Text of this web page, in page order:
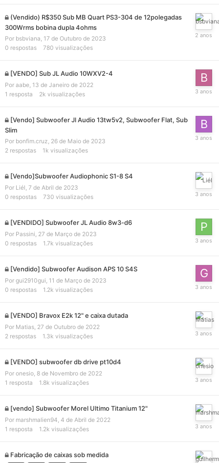
(Vendido) R$350 Sub MB Quart PS3-304 de 12polegadas
300Wrms bobina dupla 4ohms
Por bsbviana, 17 de Outubro de 2023
0 respostas 780 visualizações
[VENDO] Sub JL Audio 10WXV2-4
Por aabe, 13 de Janeiro de 2022
1 resposta 2k visualizações
[Vendo] Subwoofer Jl Audio 13tw5v2, Subwoofer Flat, Sub
Slim
Por bonfim.cruz, 26 de Maio de 2023
2 respostas 1k visualizações
[Vendo]Subwoofer Audiophonic S1-8 S4
Por Liél, 7 de Abril de 2023
0 respostas 730 visualizações
[VENDIDO] Subwoofer JL Audio 8w3-d6
Por Passini, 27 de Março de 2023
0 respostas 1.7k visualizações
[Vendido] Subwoofer Audison APS 10 S4S
Por gui2910gui, 11 de Março de 2023
0 respostas 1.2k visualizações
[VENDO] Bravox E2k 12" e caixa dutada
Por Matias, 27 de Outubro de 2022
2 respostas 1.3k visualizações
[VENDO] subwoofer db drive pt10d4
Por onesio, 8 de Novembro de 2022
1 resposta 1.8k visualizações
[vendo] Subwoofer Morel Ultimo Titanium 12"
Por marshmalien94, 4 de Abril de 2022
1 resposta 1.2k visualizações
Fabricação de caixas sob medida